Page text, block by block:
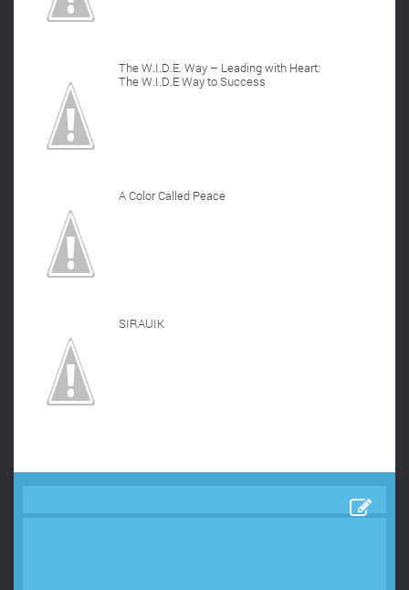
The W.I.D.E. Way – Leading with Heart:
The W.I.D.E Way to Success
A Color Called Peace
SIRAUIK